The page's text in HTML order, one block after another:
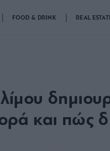
FOOD & DRINK REAL
και πώς